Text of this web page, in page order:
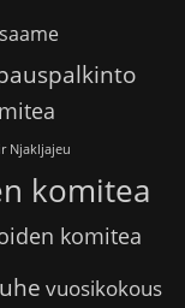
saame
Njakljajeu
komitea
komitea
vuosikokous